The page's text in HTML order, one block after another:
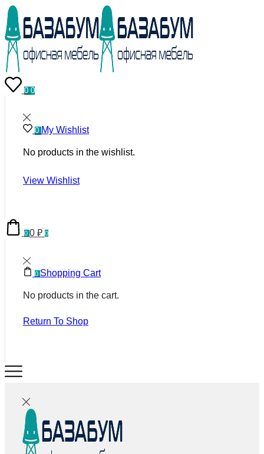
0 0
0 My Wishlist
No products in the wishlist.
View Wishlist
0 0 ₽ 0
0 Shopping Cart
No products in the cart.
Return To Shop